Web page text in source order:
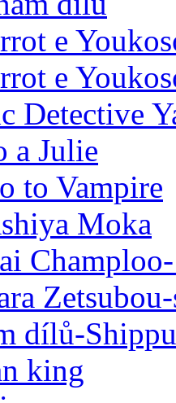
e
e
Detective
a Julie
to Vampire
Moka
dílů-
king